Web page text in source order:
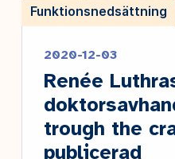
Funktionsnedsättning
2020-12-03
Renée
trough the
publicerad